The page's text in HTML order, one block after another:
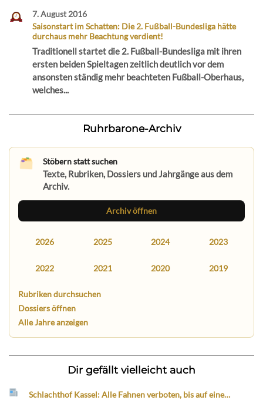
7. August 2016
Saisonstart im Schatten: Die 2. Fußball-Bundesliga hätte
durchaus mehr Beachtung verdient!
Traditionell startet die 2. Fußball-Bundesliga mit ihren
ersten beiden Spieltagen zeitlich deutlich vor dem
ansonsten ständig mehr beachteten Fußball-Oberhaus,
welches...
Ruhrbarone-Archiv
Stöbern statt suchen
Texte, Rubriken, Dossiers und Jahrgänge aus dem
Archiv.
Archiv öffnen
2026 2025 2024 2023
2022 2021 2020 2019
Rubriken durchsuchen
Dossiers öffnen
Alle Jahre anzeigen
Dir gefällt vielleicht auch
Schlachthof Kassel: Alle Fahnen verboten, bis auf eine…